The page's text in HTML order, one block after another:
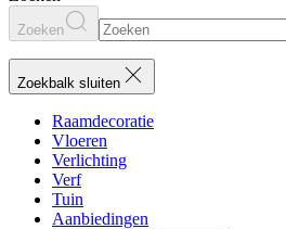
Zoeken
Zoekbalk sluiten
Raamdecoratie
Vloeren
Verlichting
Verf
Tuin
Aanbiedingen